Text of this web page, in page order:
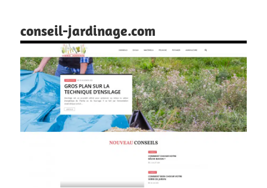
conseil-jardinage.com